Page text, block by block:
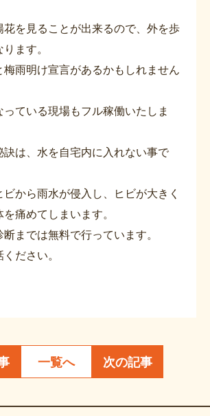
花を見ることが出来るので、外を歩
ます。
梅雨明け宣言があるかもしれません
ている現場もフル稼働いたしま
訣は、水を自宅内に入れない事で
から雨水が侵入し、ヒビが大きく
痛めてしまいます。
までは無料で行っています。
ださい。
一覧へ 次の記事